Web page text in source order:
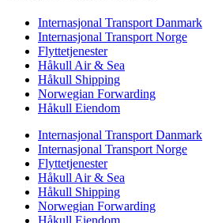
Internasjonal Transport Danmark
Internasjonal Transport Norge
Flyttetjenester
Håkull Air & Sea
Håkull Shipping
Norwegian Forwarding
Håkull Eiendom
Internasjonal Transport Danmark
Internasjonal Transport Norge
Flyttetjenester
Håkull Air & Sea
Håkull Shipping
Norwegian Forwarding
Håkull Eiendom